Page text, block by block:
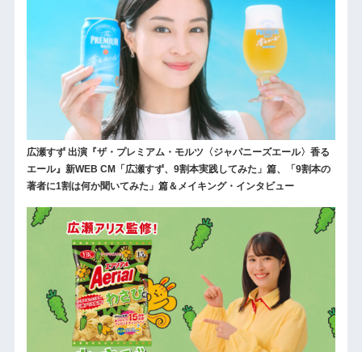
広瀬すず 出演『ザ・プレミアム・モルツ〈ジャパニーズエール〉香る
エール』新WEB CM「広瀬すず、9割本実践してみた」篇、「9割本の
著者に1割は何か聞いてみた」篇＆メイキング・インタビュー